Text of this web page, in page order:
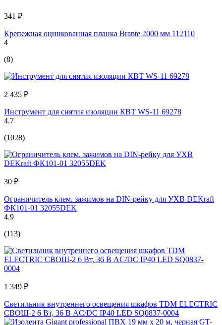
341 ₽
Крепежная оцинкованная планка Brante 2000 мм 112110
4
(8)
2 435 ₽
Инструмент для снятия изоляции КВТ WS-11 69278
4.7
(1028)
30 ₽
Ограничитель клем. зажимов на DIN-рейку для УХВ DEKraft
ФК101-01 32055DEK
4.9
(113)
1 349 ₽
Светильник внутреннего освещения шкафов TDM ELECTRIC
СВОШ-2 6 Вт, 36 В AC/DC IP40 LED SQ0837-0004